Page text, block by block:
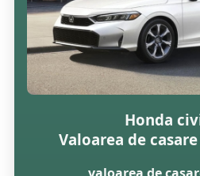
Honda
Valoarea de
valoarea de